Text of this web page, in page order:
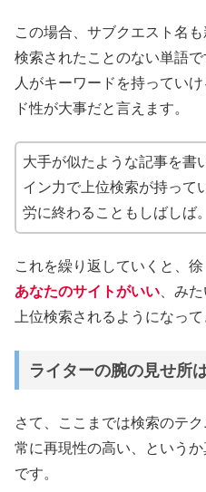
この場合、サブクエスト名
検索されたことのない単語
人がキーワードを持ってい
ド性が大事だと言えます。
大手が似たような記事を書
イン力で上位検索が持って
労に終わることもしばしば
これを繰り返していくと、徐
あなたのサイトがいい 、み
上位検索されるようになって
ライターの腕の見せ所
さて、ここまでは検索のテ
常に再現性の高い、という
です。